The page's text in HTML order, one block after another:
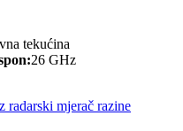
tekućina
26 GHz